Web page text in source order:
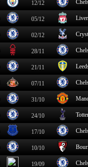
12/12
05/12
02/12
28/11
21/11
07/11
31/10
24/10
17/10
10/10
19/09